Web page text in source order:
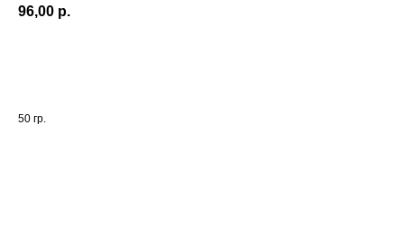
96,00 р.
50 гр.